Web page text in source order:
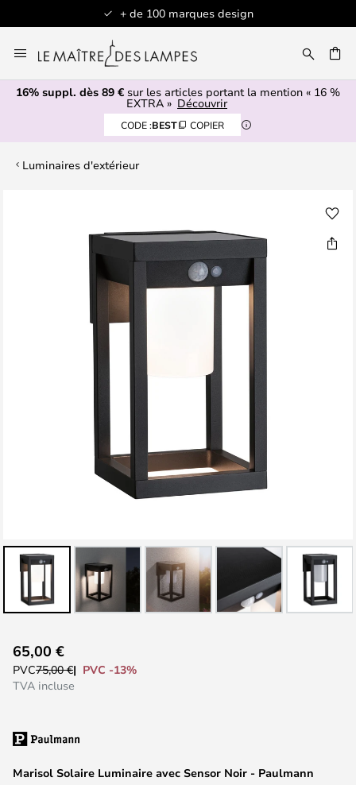
+ de 100 marques design
au
contenu
16% suppl. dès 89 € sur les articles portant la mention « 16 %
EXTRA » Découvrir
CODE :BEST COPIER
Luminaires d'extérieur
to
the
the
gallery
Marisol Solaire Luminaire avec Sensor Noir - Paulmann
65,00 €
PVC75,00 €
PVC -13%
TVA incluse